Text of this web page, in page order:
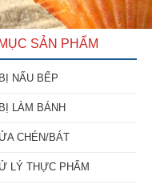
SẢN PHẨM
NẤU BẾP
LÀM BÁNH
CHÉN/BÁT
LÝ THỰC PHẨM